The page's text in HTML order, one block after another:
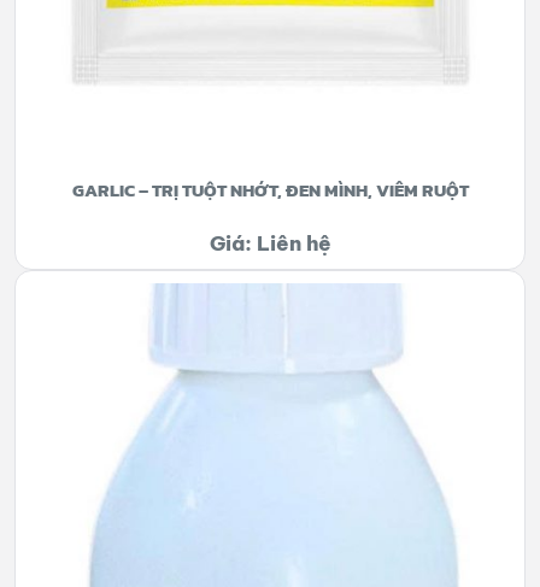
GARLIC – TRỊ TUỘT NHỚT, ĐEN MÌNH, VIÊM RUỘT
Giá: Liên hệ